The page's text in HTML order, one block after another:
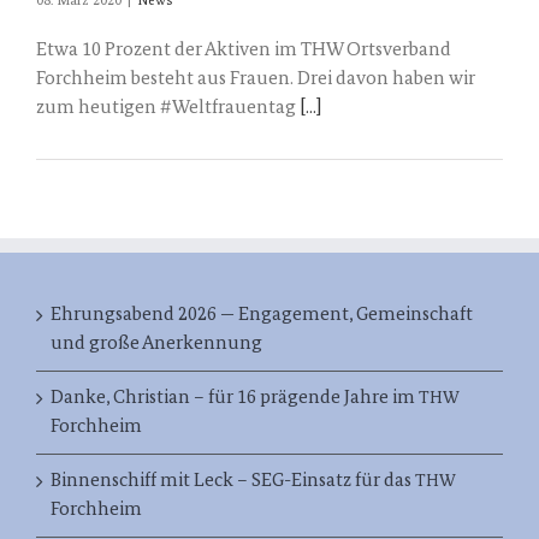
Etwa 10 Prozent der Aktiven im THW Ortsverband
Forchheim besteht aus Frauen. Drei davon haben wir
zum heutigen #Weltfrauentag [...]
Ehrungsabend 2026 — Engagement, Gemeinschaft
und große Anerkennung
Danke, Christian – für 16 prägende Jahre im THW
Forchheim
Binnenschiff mit Leck – SEG-Einsatz für das THW
Forchheim